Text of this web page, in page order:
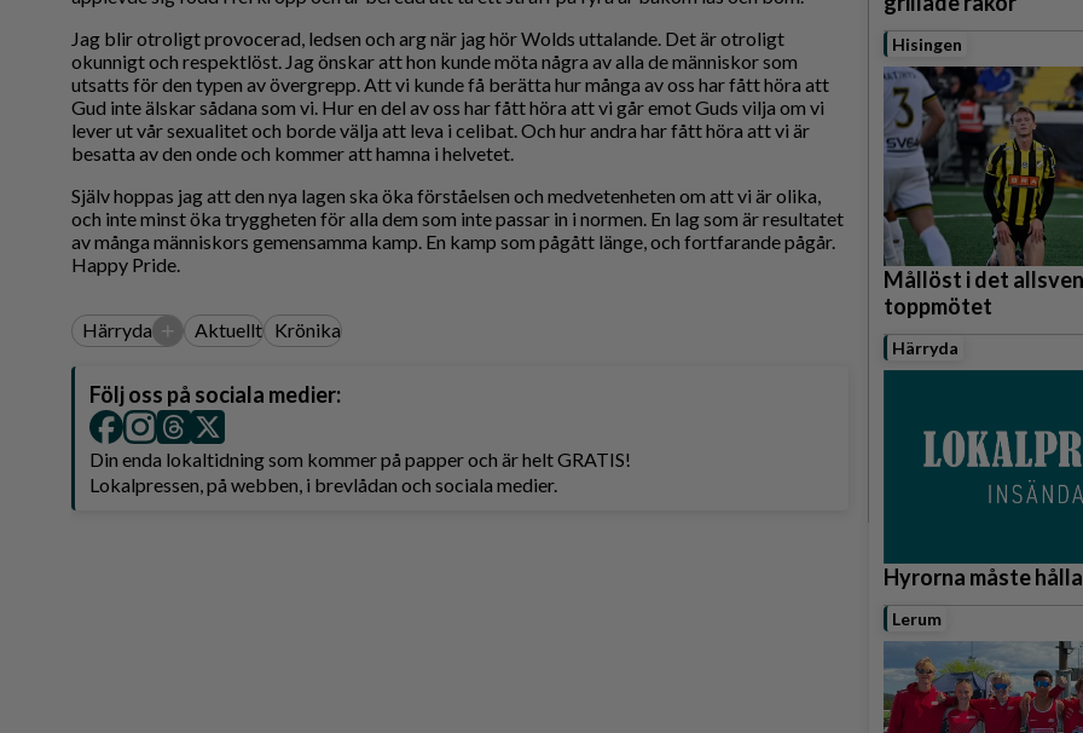
Jag blir otroligt provocerad, ledsen och arg när jag hör Wolds uttalande. Det är otroligt
okunnigt och respektlöst. Jag önskar att hon kunde möta några av alla de människor som
utsatts för den typen av övergrepp. Att vi kunde få berätta hur många av oss har fått höra att
Gud inte älskar sådana som vi. Hur en del av oss har fått höra att vi går emot Guds vilja om vi
lever ut vår sexualitet och borde välja att leva i celibat. Och hur andra har fått höra att vi är
besatta av den onde och kommer att hamna i helvetet.
Själv hoppas jag att den nya lagen ska öka förståelsen och medvetenheten om att vi är olika,
och inte minst öka tryggheten för alla dem som inte passar in i normen. En lag som är resultatet
av många människors gemensamma kamp. En kamp som pågått länge, och fortfarande pågår.
Happy Pride.
Härryda + Aktuellt Krönika
Följ oss på sociala medier:
Din enda lokaltidning som kommer på papper och är helt GRATIS!
Lokalpressen, på webben, i brevlådan och sociala medier.
Hisingen
Mållöst i det
toppmötet
Härryda
Hyrorna måste
Lerum